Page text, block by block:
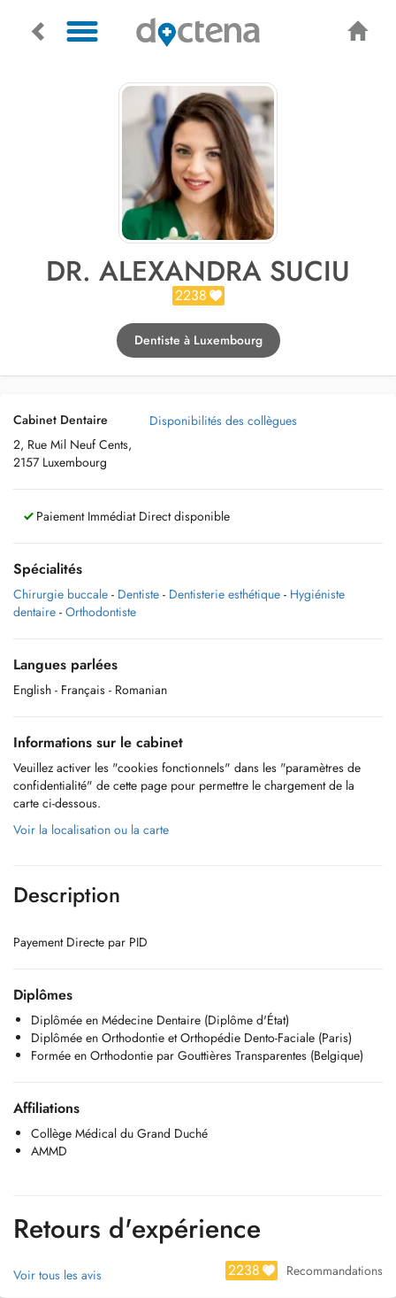
DR. ALEXANDRA SUCIU
2238
Dentiste à Luxembourg
Cabinet Dentaire
2, Rue Mil Neuf Cents,
2157 Luxembourg
Disponibilités des collègues
Paiement Immédiat Direct disponible
Spécialités
Chirurgie buccale - Dentiste - Dentisterie esthétique - Hygiéniste
dentaire - Orthodontiste
Langues parlées
English - Français - Romanian
Informations sur le cabinet
Veuillez activer les "cookies fonctionnels" dans les "paramètres de
confidentialité" de cette page pour permettre le chargement de la
carte ci-dessous.
Voir la localisation ou la carte
Description
Payement Directe par PID
Diplômes
Diplômée en Médecine Dentaire (Diplôme d'État)
Diplômée en Orthodontie et Orthopédie Dento-Faciale (Paris)
Formée en Orthodontie par Gouttières Transparentes (Belgique)
Affiliations
Collège Médical du Grand Duché
AMMD
Retours d'expérience
Voir tous les avis 2238 Recommandations